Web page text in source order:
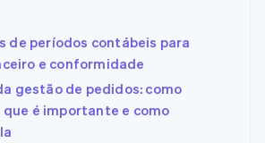
de períodos contábeis para
e conformidade
gestão de pedidos: como
é importante e como
体中文